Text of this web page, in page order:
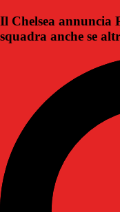
Il Chelsea annuncia
squadra anche se